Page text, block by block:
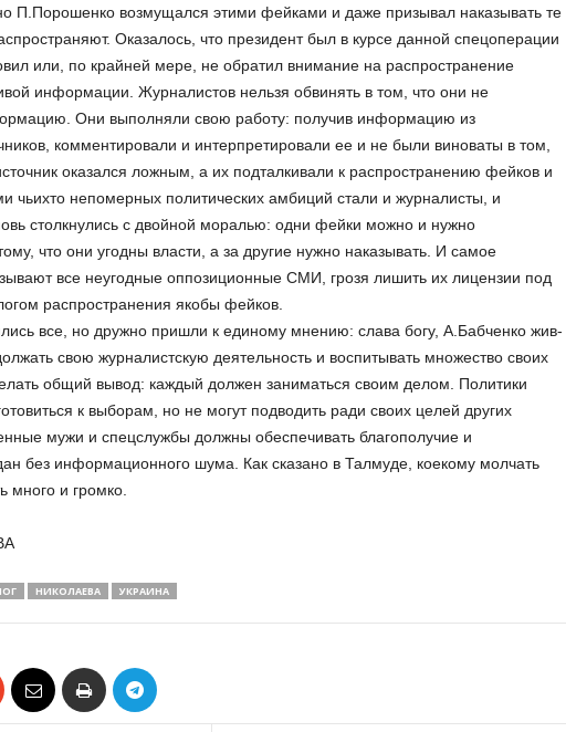
П.Порошенко возмущался этими фейками и даже призывал наказывать те
Оказалось, что президент был в курсе данной спецоперации
или, по крайней мере, не обратил внимание на распространение
информации. Журналистов нельзя обвинять в том, что они не
Они выполняли свою работу: получив информацию из
комментировали и интерпретировали ее и не были виноваты в том,
оказался ложным, а их подталкивали к распространению фейков и
чьих­то непомерных политических амбиций стали и журналисты, и
столкнулись с двойной моралью: одни фейки можно и нужно
что они угодны власти, а за другие нужно наказывать. И самое
все неугодные оппозиционные СМИ, грозя лишить их лицензии под
распространения якобы фейков.
все, но дружно пришли к единому мнению: слава богу, А.Бабченко жив­
свою журналистскую деятельность и воспитывать множество своих
общий вывод: каждый должен заниматься своим делом. Политики
к выборам, но не могут подводить ради своих целей других
мужи и спецслужбы должны обеспечивать благополучие и
без информационного шума. Как сказано в Талмуде, кое­кому молчать
много и громко.
НИКОЛАЕВА УКРАИНА